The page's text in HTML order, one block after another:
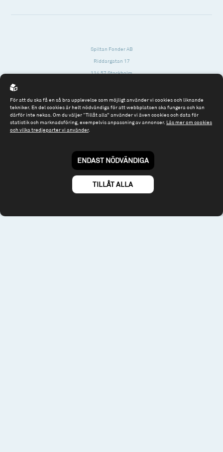
Spiltan Fonder AB
Riddargatan 17
114 57 Stockholm
Tel: 08 - 545 813 40
Till spiltan.se
© 2026 - Spiltan Fonder AB
By Sphinxly
För att du ska få en så bra upplevelse som möjligt använder vi cookies och liknande
tekniker. En del cookies är helt nödvändiga för att webbplatsen ska fungera och kan
därför inte nekas. Om du väljer “Tillåt alla” använder vi även cookies och data för
statistik och marknadsföring, exempelvis anpassning av annonser. Läs mer om cookies
och vilka tredjeparter vi använder.
ENDAST NÖDVÄNDIGA
TILLÅT ALLA